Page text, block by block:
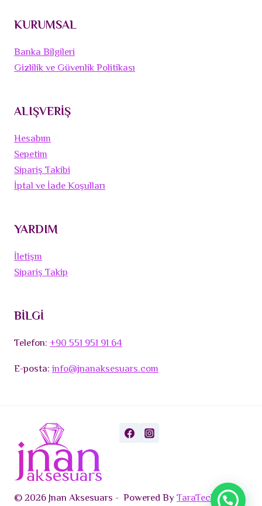
KURUMSAL
Banka Bilgileri
Gizlilik ve Güvenlik Politikası
ALIŞVERİŞ
Hesabım
Sepetim
Sipariş Takibi
İptal ve İade Koşulları
YARDIM
İletişm
Sipariş Takip
BİLGİ
Telefon:+90 551 951 91 64
E-posta:info@jnanaksesuars.com
© 2026 Jnan Aksesuars - Powered ByTaraTech